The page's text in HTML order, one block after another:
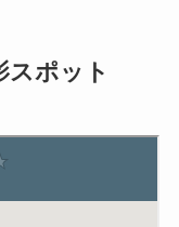
スポット